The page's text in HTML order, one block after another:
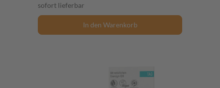
sofort lieferbar
In den Warenkorb